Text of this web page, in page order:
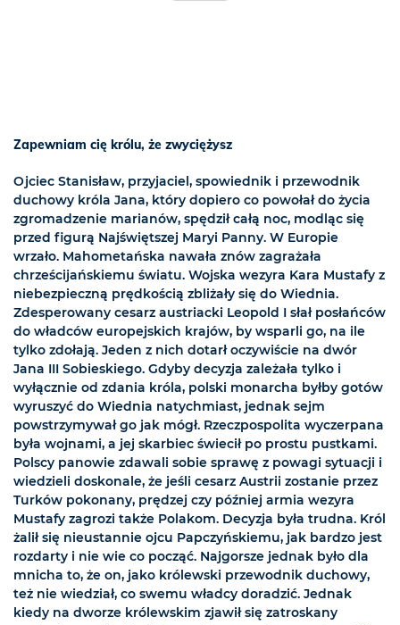
Zapewniam cię królu, że zwyciężysz
Ojciec Stanisław, przyjaciel, spowiednik i przewodnik
duchowy króla Jana, który dopiero co powołał do życia
zgromadzenie marianów, spędził całą noc, modląc się
przed figurą Najświętszej Maryi Panny. W Europie
wrzało. Mahometańska nawała znów zagrażała
chrześcijańskiemu światu. Wojska wezyra Kara Mustafy z
niebezpieczną prędkością zbliżały się do Wiednia.
Zdesperowany cesarz austriacki Leopold I słał posłańców
do władców europejskich krajów, by wsparli go, na ile
tylko zdołają. Jeden z nich dotarł oczywiście na dwór
Jana III Sobieskiego. Gdyby decyzja zależała tylko i
wyłącznie od zdania króla, polski monarcha byłby gotów
wyruszyć do Wiednia natychmiast, jednak sejm
powstrzymywał go jak mógł. Rzeczpospolita wyczerpana
była wojnami, a jej skarbiec świecił po prostu pustkami.
Polscy panowie zdawali sobie sprawę z powagi sytuacji i
wiedzieli doskonale, że jeśli cesarz Austrii zostanie przez
Turków pokonany, prędzej czy później armia wezyra
Mustafy zagrozi także Polakom. Decyzja była trudna. Król
żalił się nieustannie ojcu Papczyńskiemu, jak bardzo jest
rozdarty i nie wie co począć. Najgorsze jednak było dla
mnicha to, że on, jako królewski przewodnik duchowy,
też nie wiedział, co swemu władcy doradzić. Jednak
kiedy na dworze królewskim zjawił się zatroskany